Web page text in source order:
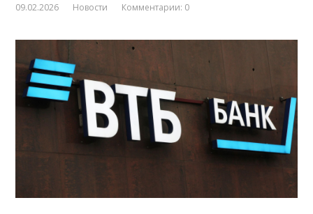
09.02.2026 Новости Комментарии: 0